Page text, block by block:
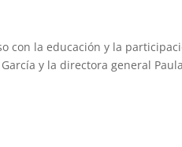
con la educación y la
y la directora general